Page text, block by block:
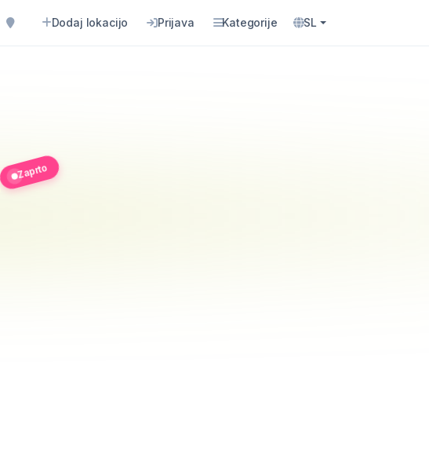
Dodaj lokacijo Prijava Kategorije SL
Zaprto